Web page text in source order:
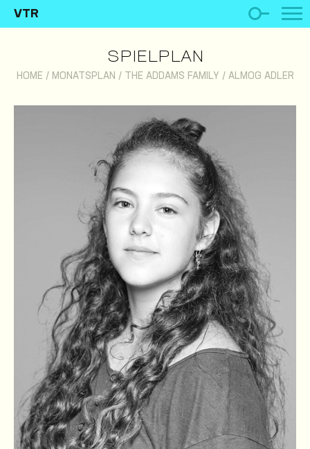
VTR
SPIELPLAN
HOME / MONATSPLAN / THE ADDAMS FAMILY / ALMOG ADLER